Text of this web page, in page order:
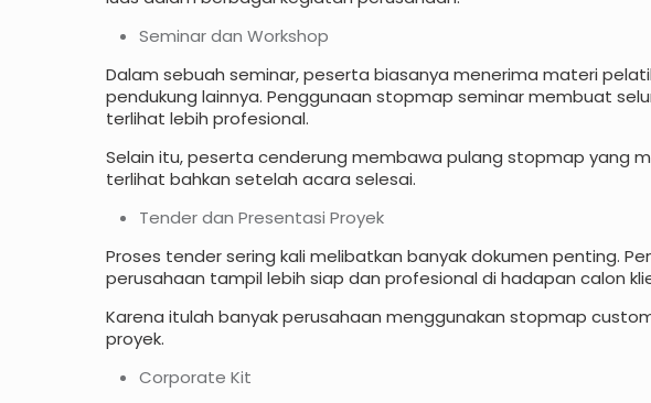
Seminar dan Workshop
Dalam sebuah seminar, peserta biasanya menerima materi
pendukung lainnya. Penggunaan stopmap seminar membuat
terlihat lebih profesional.
Selain itu, peserta cenderung membawa pulang stopmap yang
terlihat bahkan setelah acara selesai.
Tender dan Presentasi Proyek
Proses tender sering kali melibatkan banyak dokumen penting.
perusahaan tampil lebih siap dan profesional di hadapan calon
Karena itulah banyak perusahaan menggunakan stopmap
proyek.
Corporate Kit